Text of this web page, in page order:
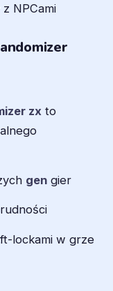
NPCami
zx to
gen gier
lockami w grze